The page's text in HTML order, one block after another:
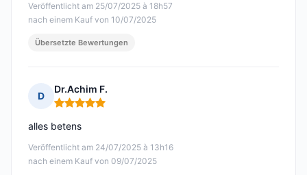
Veröffentlicht am 25/07/2025 à 18h57
nach einem Kauf von 10/07/2025
Übersetzte Bewertungen
D
Dr.Achim F.
Hinweis: 5 von 5
Veröffentlicht am 24/07/2025 à 13h16
nach einem Kauf von 09/07/2025
alles betens